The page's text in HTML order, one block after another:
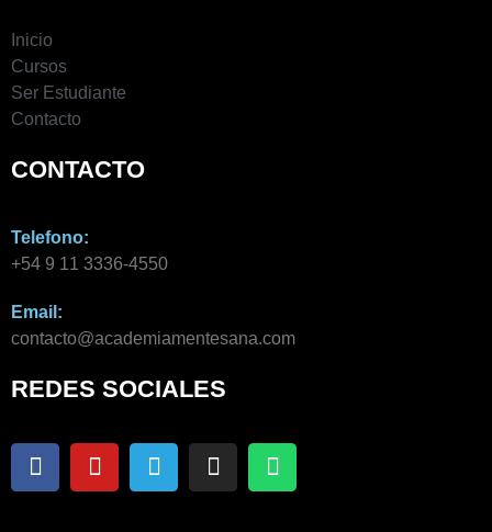
Inicio
Cursos
Ser Estudiante
Contacto
CONTACTO
Telefono:
+54 9 11 3336-4550​
Email:
contacto@academiamentesana.com​
REDES SOCIALES
F
a
Y
o
T
e
I
n
W
h